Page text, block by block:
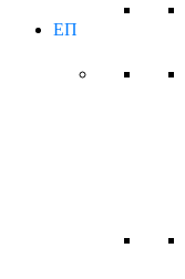
ЕП